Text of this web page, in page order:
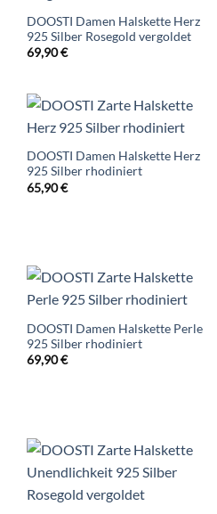
DOOSTI Damen Halskette Herz
925 Silber Rosegold vergoldet
69,90€
DOOSTI Damen Halskette Herz
925 Silber rhodiniert
65,90€
DOOSTI Damen Halskette Perle
925 Silber rhodiniert
69,90€